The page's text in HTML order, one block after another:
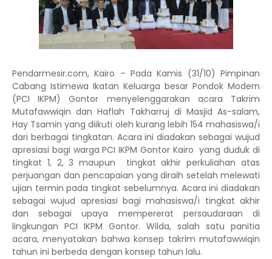
Pendarmesir.com, Kairo – Pada Kamis (31/10) Pimpinan
Cabang Istimewa Ikatan Keluarga besar Pondok Modern
(PCI IKPM) Gontor menyelenggarakan acara Takrim
Mutafawwiqin dan Haflah Takharruj di Masjid As-salam,
Hay Tsamin yang diikuti oleh kurang lebih 154 mahasiswa/i
dari berbagai tingkatan. Acara ini diadakan sebagai wujud
apresiasi bagi warga PCI IKPM Gontor Kairo yang duduk di
tingkat 1, 2, 3 maupun
tingkat akhir perkuliahan atas
perjuangan dan pencapaian yang diraih setelah melewati
ujian termin pada tingkat sebelumnya. Acara ini diadakan
sebagai wujud apresiasi bagi mahasiswa/i tingkat akhir
dan sebagai upaya mempererat persaudaraan di
lingkungan PCI IKPM Gontor. Wilda, salah satu panitia
acara, menyatakan bahwa konsep takrim mutafawwiqin
tahun ini berbeda dengan konsep tahun lalu.